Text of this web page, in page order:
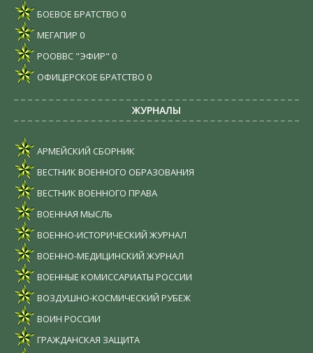
БОЕВОЕ БРАТСТВО 0
МЕГАПИР 0
РООВВС "ЭФИР" 0
ОФИЦЕРСКОЕ БРАТСТВО 0
ЖУРНАЛЫ
АРМЕЙСКИЙ СБОРНИК
ВЕСТНИК ВОЕННОГО ОБРАЗОВАНИЯ
ВЕСТНИК ВОЕННОГО ПРАВА
ВОЕННАЯ МЫСЛЬ
ВОЕННО-ИСТОРИЧЕСКИЙ ЖУРНАЛ
ВОЕННО-МЕДИЦИНСКИЙ ЖУРНАЛ
ВОЕННЫЕ КОМИССАРИАТЫ РОССИИ
ВОЗДУШНО-КОСМИЧЕСКИЙ РУБЕЖ
ВОИН РОССИИ
ГРАЖДАНСКАЯ ЗАЩИТА